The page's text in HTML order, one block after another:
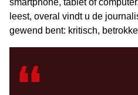
smartphone, tablet of
leest, overal vindt u de
gewend bent: kritisch,